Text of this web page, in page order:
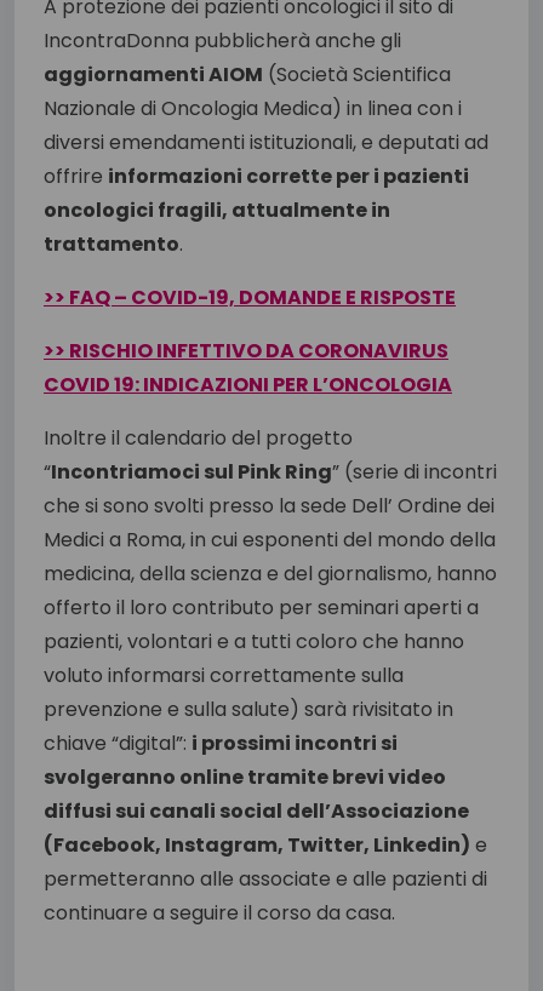
A protezione dei pazienti oncologici il sito di
IncontraDonna pubblicherà anche gli
aggiornamenti AIOM (Società Scientifica
Nazionale di Oncologia Medica) in linea con i
diversi emendamenti istituzionali, e deputati ad
offrire informazioni corrette per i pazienti
oncologici fragili, attualmente in
trattamento.
>> FAQ – COVID-19, DOMANDE E RISPOSTE
>> RISCHIO INFETTIVO DA CORONAVIRUS
COVID 19: INDICAZIONI PER L’ONCOLOGIA
Inoltre il calendario del progetto
“Incontriamoci sul Pink Ring” (serie di incontri
che si sono svolti presso la sede Dell’ Ordine dei
Medici a Roma, in cui esponenti del mondo della
medicina, della scienza e del giornalismo, hanno
offerto il loro contributo per seminari aperti a
pazienti, volontari e a tutti coloro che hanno
voluto informarsi correttamente sulla
prevenzione e sulla salute) sarà rivisitato in
chiave “digital”: i prossimi incontri si
svolgeranno online tramite brevi video
diffusi sui canali social dell’Associazione
(Facebook, Instagram, Twitter, Linkedin) e
permetteranno alle associate e alle pazienti di
continuare a seguire il corso da casa.